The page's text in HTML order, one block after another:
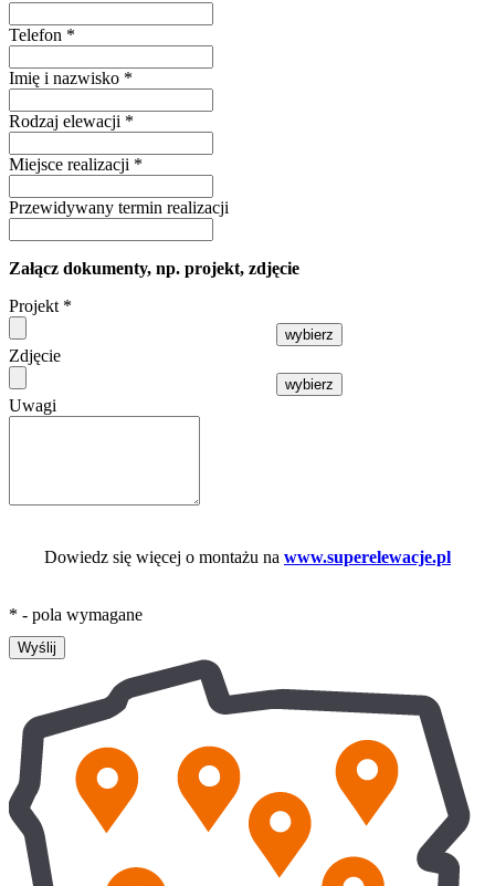
Telefon *
Imię i nazwisko *
Rodzaj elewacji *
Miejsce realizacji *
Przewidywany termin realizacji
Załącz dokumenty, np. projekt, zdjęcie
Projekt *
wybierz
Zdjęcie
wybierz
Uwagi
Dowiedz się więcej o montażu na www.superelewacje.pl
* - pola wymagane
Wyślij